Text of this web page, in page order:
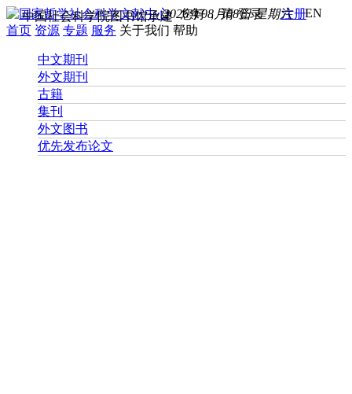
您好， 请登录 注册EN
2026年08月08日 星期六
中国社会科学院图书馆承建
首页 资源 专题 服务 关于我们 帮助
中文期刊
外文期刊
古籍
集刊
外文图书
优先发布论文